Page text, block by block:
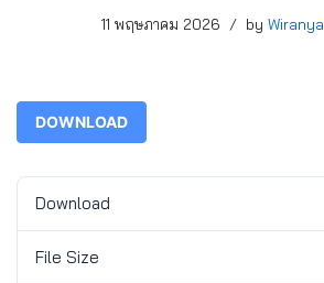
11 พฤษภาคม 2026 by
DOWNLOAD
Download
File Size